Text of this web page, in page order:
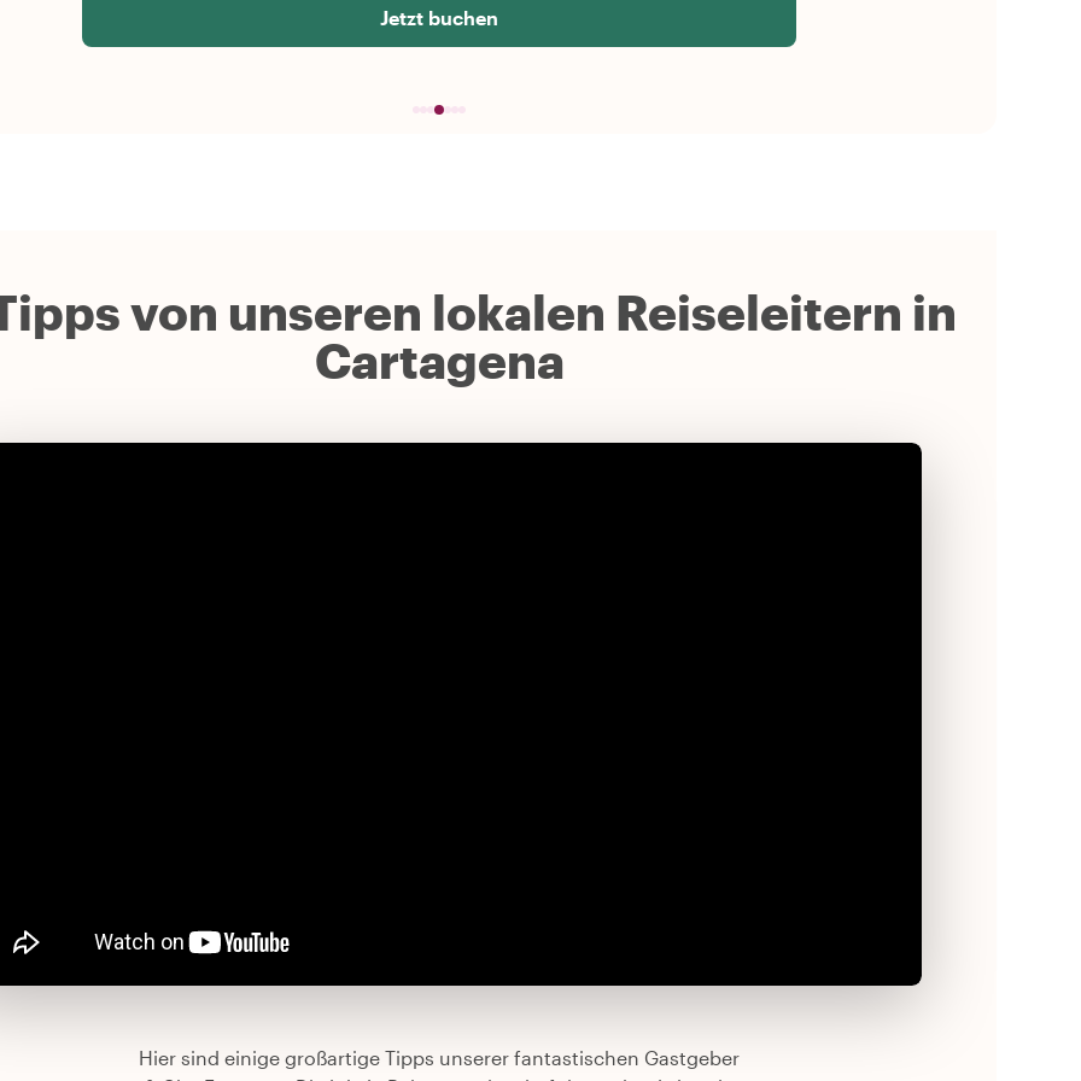
Jetzt buchen
von unseren lokalen Reiseleitern in
Cartagena
Hier sind einige großartige Tipps unserer fantastischen Gastgeber